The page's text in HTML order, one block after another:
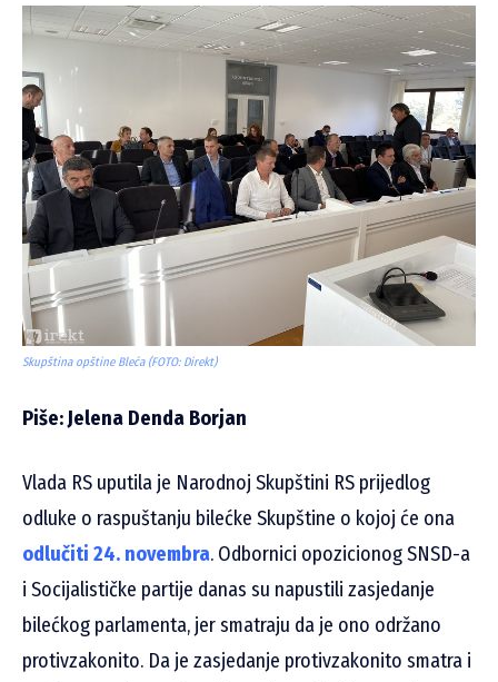
Skupština opštine Bleća (FOTO: Direkt)
Piše: Jelena Denda Borjan
Vlada RS uputila je Narodnoj Skupštini RS prijedlog
odluke o raspuštanju bilećke Skupštine o kojoj će ona
odlučiti 24. novembra. Odbornici opozicionog SNSD-a
i Socijalističke partije danas su napustili zasjedanje
bilećkog parlamenta, jer smatraju da je ono održano
protivzakonito. Da je zasjedanje protivzakonito smatra i